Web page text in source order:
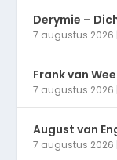
Derymie –
7 augustus 2026
Frank van
7 augustus 2026
August van
7 augustus 2026